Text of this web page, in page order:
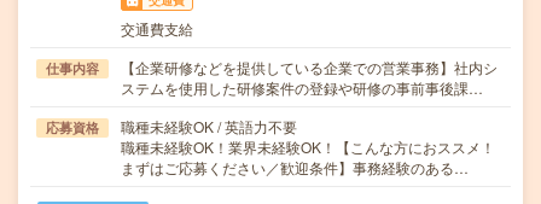
交通費支給
仕事内容
【企業研修などを提供している企業での営業事務】社内シ
ステムを使用した研修案件の登録や研修の事前事後課…
応募資格
職種未経験OK / 英語力不要
職種未経験OK！業界未経験OK！【こんな方におススメ！
まずはご応募ください／歓迎条件】事務経験のある…